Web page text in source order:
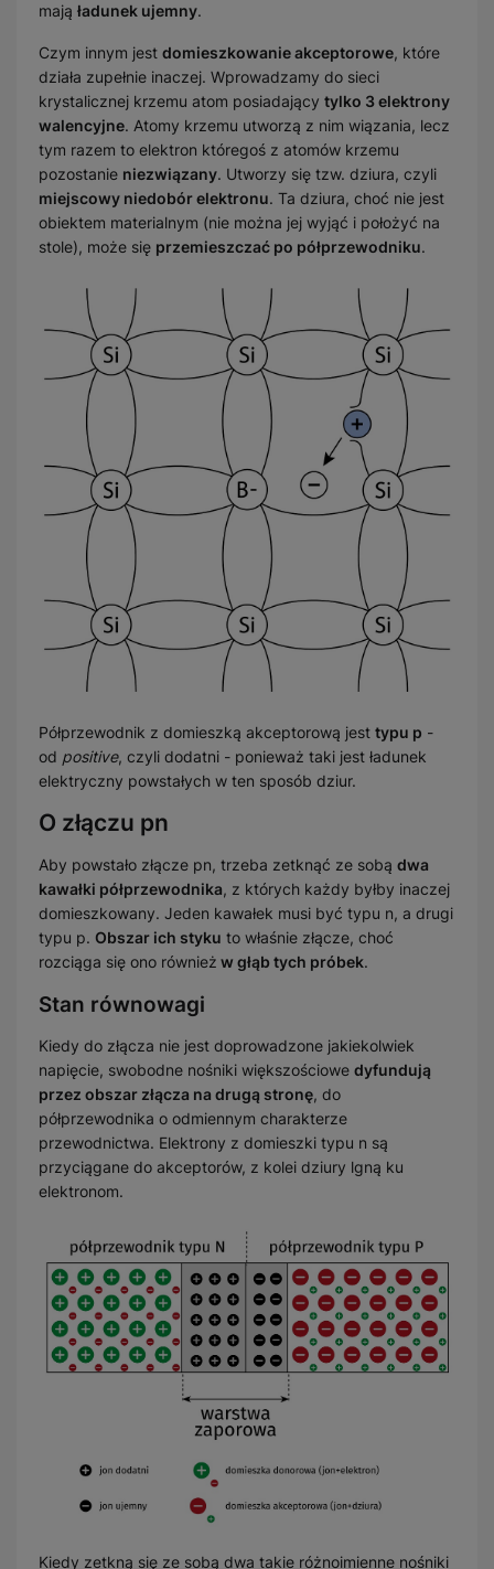
mają ładunek ujemny.
Czym innym jest domieszkowanie akceptorowe, które
działa zupełnie inaczej. Wprowadzamy do sieci
krystalicznej krzemu atom posiadający tylko 3 elektrony
walencyjne. Atomy krzemu utworzą z nim wiązania, lecz
tym razem to elektron któregoś z atomów krzemu
pozostanie niezwiązany. Utworzy się tzw. dziura, czyli
miejscowy niedobór elektronu. Ta dziura, choć nie jest
obiektem materialnym (nie można jej wyjąć i położyć na
stole), może się przemieszczać po półprzewodniku.
Półprzewodnik z domieszką akceptorową jest typu p -
od positive, czyli dodatni - ponieważ taki jest ładunek
elektryczny powstałych w ten sposób dziur.
O złączu pn
Aby powstało złącze pn, trzeba zetknąć ze sobą dwa
kawałki półprzewodnika, z których każdy byłby inaczej
domieszkowany. Jeden kawałek musi być typu n, a drugi
typu p. Obszar ich styku to właśnie złącze, choć
rozciąga się ono również w głąb tych próbek.
Stan równowagi
Kiedy do złącza nie jest doprowadzone jakiekolwiek
napięcie, swobodne nośniki większościowe dyfundują
przez obszar złącza na drugą stronę, do
półprzewodnika o odmiennym charakterze
przewodnictwa. Elektrony z domieszki typu n są
przyciągane do akceptorów, z kolei dziury lgną ku
elektronom.
Kiedy zetkną się ze sobą dwa takie różnoimienne nośniki